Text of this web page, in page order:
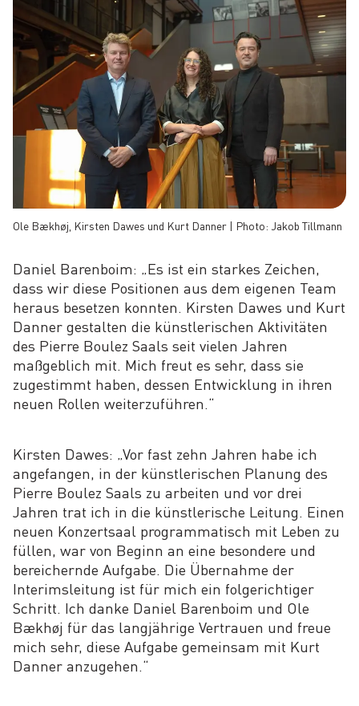
Ole Bækhøj, Kirsten Dawes und Kurt Danner | Photo: Jakob Tillmann
Daniel Barenboim: „Es ist ein starkes Zeichen,
dass wir diese Positionen aus dem eigenen Team
heraus besetzen konnten. Kirsten Dawes und Kurt
Danner gestalten die künstlerischen Aktivitäten
des Pierre Boulez Saals seit vielen Jahren
maßgeblich mit. Mich freut es sehr, dass sie
zugestimmt haben, dessen Entwicklung in ihren
neuen Rollen weiterzuführen.“
Kirsten Dawes: „Vor fast zehn Jahren habe ich
angefangen, in der künstlerischen Planung des
Pierre Boulez Saals zu arbeiten und vor drei
Jahren trat ich in die künstlerische Leitung. Einen
neuen Konzertsaal programmatisch mit Leben zu
füllen, war von Beginn an eine besondere und
bereichernde Aufgabe. Die Übernahme der
Interimsleitung ist für mich ein folgerichtiger
Schritt. Ich danke Daniel Barenboim und Ole
Bækhøj für das langjährige Vertrauen und freue
mich sehr, diese Aufgabe gemeinsam mit Kurt
Danner anzugehen.“